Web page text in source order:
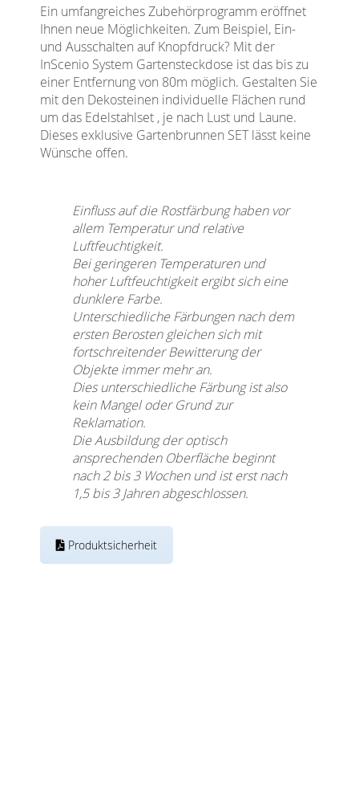
Ein umfangreiches Zubehörprogramm eröffnet
Ihnen neue Möglichkeiten. Zum Beispiel, Ein-
und Ausschalten auf Knopfdruck? Mit der
InScenio System Gartensteckdose ist das bis zu
einer Entfernung von 80m möglich. Gestalten Sie
mit den Dekosteinen individuelle Flächen rund
um das Edelstahlset , je nach Lust und Laune.
Dieses exklusive Gartenbrunnen SET lässt keine
Wünsche offen.
Einfluss auf die Rostfärbung haben vor
allem Temperatur und relative
Luftfeuchtigkeit.
Bei geringeren Temperaturen und
hoher Luftfeuchtigkeit ergibt sich eine
dunklere Farbe.
Unterschiedliche Färbungen nach dem
ersten Berosten gleichen sich mit
fortschreitender Bewitterung der
Objekte immer mehr an.
Dies unterschiedliche Färbung ist also
kein Mangel oder Grund zur
Reklamation.
Die Ausbildung der optisch
ansprechenden Oberfläche beginnt
nach 2 bis 3 Wochen und ist erst nach
1,5 bis 3 Jahren abgeschlossen.
Produktsicherheit